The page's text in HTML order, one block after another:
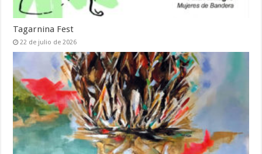
Tagarnina Fest
22 de julio de 2026